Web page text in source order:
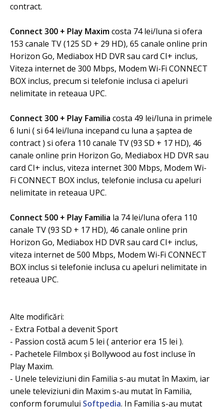
contract.
Connect 300 + Play Maximcosta 74 lei/luna si ofera
153 canale TV (125 SD + 29 HD), 65 canale online prin
Horizon Go, Mediabox HD DVR sau card CI+ inclus,
Viteza internet de 300 Mbps, Modem Wi-Fi CONNECT
BOX inclus, precum si telefonie inclusa ci apeluri
nelimitate in reteaua UPC.
Connect 300 + Play Familia costa 49 lei/luna in primele
6 luni ( si 64 lei/luna incepand cu luna a șaptea de
contract ) si ofera 110 canale TV (93 SD + 17 HD), 46
canale online prin Horizon Go, Mediabox HD DVR sau
card CI+ inclus, viteza internet 300 Mbps, Modem Wi-
Fi CONNECT BOX inclus, telefonie inclusa cu apeluri
nelimitate in reteaua UPC.
Connect 500 + Play Familia la 74 lei/luna ofera 110
canale TV (93 SD + 17 HD), 46 canale online prin
Horizon Go, Mediabox HD DVR sau card CI+ inclus,
viteza internet de 500 Mbps, Modem Wi-Fi CONNECT
BOX inclus si telefonie inclusa cu apeluri nelimitate in
reteaua UPC.
Alte modificări:
- Extra Fotbal a devenit Sport
- Passion costă acum 5 lei ( anterior era 15 lei ).
- Pachetele Filmbox și Bollywood au fost incluse în
Play Maxim.
- Unele televiziuni din Familia s-au mutat în Maxim, iar
unele televiziuni din Maxim s-au mutat în Familia,
conform forumului Softpedia. In Familia s-au mutat